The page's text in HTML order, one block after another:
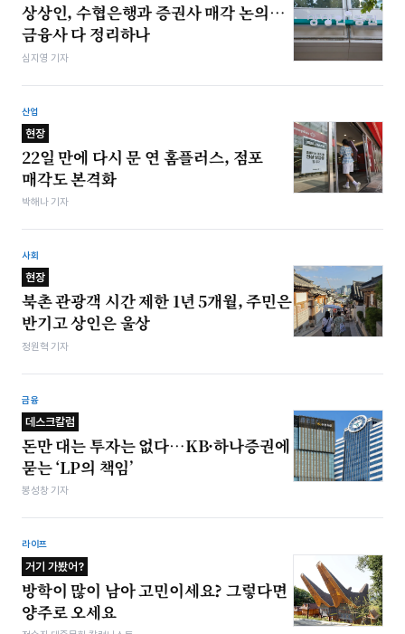
상상인, 수협은행과 증권사 매각 논의…
금융사 다 정리하나
심지영 기자
산업
현장
22일 만에 다시 문 연 홈플러스, 점포
매각도 본격화
박해나 기자
사회
현장
북촌 관광객 시간 제한 1년 5개월, 주민은
반기고 상인은 울상
정원혁 기자
금융
데스크칼럼
돈만 대는 투자는 없다…KB·하나증권에
묻는 ‘LP의 책임’
봉성창 기자
라이프
거기 가봤어?
방학이 많이 남아 고민이세요? 그렇다면
양주로 오세요